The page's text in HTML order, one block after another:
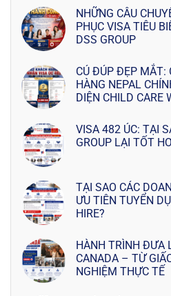
NHỮNG CÂU
PHỤC VISA TIÊU
DSS GROUP
CÚ ĐÚP ĐẸP MẮT:
HÀNG NEPAL
DIỆN CHILD CARE
VISA 482 ÚC: TẠI
GROUP LẠI TỐT
TẠI SAO CÁC
ƯU TIÊN TUYỂN
HIRE?
HÀNH TRÌNH ĐƯA
CANADA – TỪ
NGHIỆM THỰC TẾ